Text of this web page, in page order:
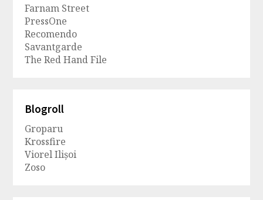
Farnam Street
PressOne
Recomendo
Savantgarde
The Red Hand File
Blogroll
Groparu
Krossfire
Viorel Ilișoi
Zoso